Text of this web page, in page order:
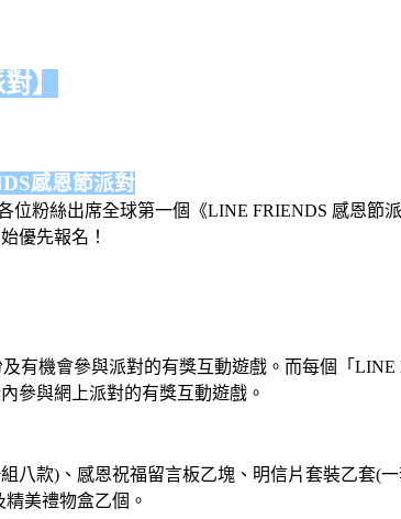
】
感恩節派對
粉絲出席全球第一個《LINE FRIENDS 感恩節
優先報名！
有機會參與派對的有獎互動遊戲。而每個「
參與網上派對的有獎互動遊戲。
款)、感恩祝福留言板乙塊、明信片套裝乙套(
美禮物盒乙個。